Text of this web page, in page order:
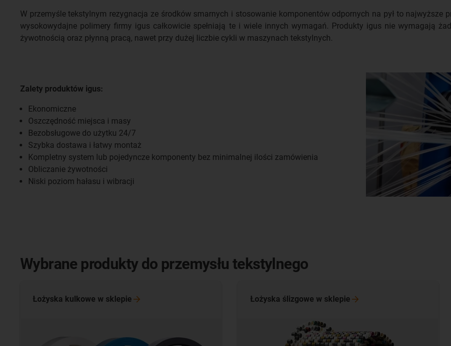
W przemyśle tekstylnym rezygnacja ze środków smarnych i stosowanie komponentów odpornych na pył to najwyższe
wysokowydajne polimery firmy igus całkowicie spełniają te i wiele innych wymagań. Produkty igus nie wymagają
żywotnością oraz płynną pracą, nawet przy dużej liczbie cykli w maszynach tekstylnych.
Zalety produktów igus:
Ekonomiczne
Oszczędność miejsca i masy
Bezobsługowe do użytku 24/7
Szybka dostawa i łatwy montaż
Kompletny system lub pojedyncze komponenty bez minimalnej ilości zamówienia
Obliczanie żywotności
Niski poziom hałasu i wibracji
Wybrane produkty do przemysłu tekstylnego
Łożyska kulkowe w sklepie Łożyska ślizgowe w sklepie